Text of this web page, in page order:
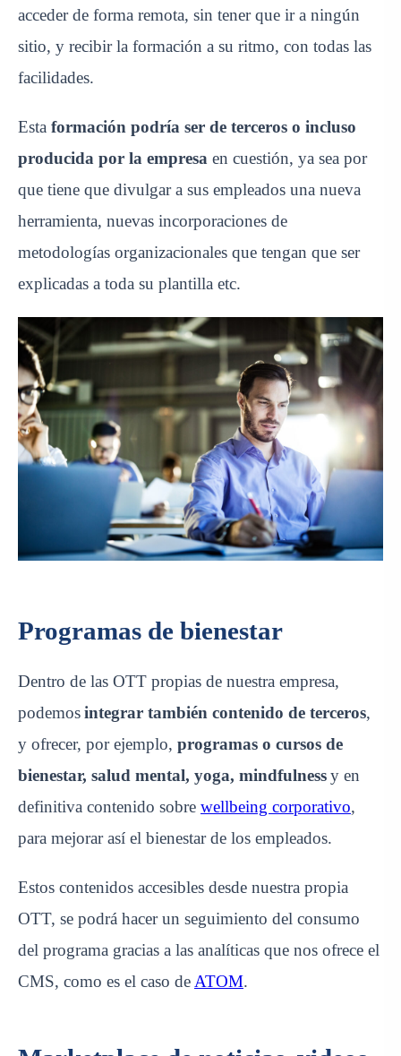
acceder de forma remota, sin tener que ir a ningún
sitio, y recibir la formación a su ritmo, con todas las
facilidades.
Esta formación podría ser de terceros o incluso
producida por la empresa en cuestión, ya sea por
que tiene que divulgar a sus empleados una nueva
herramienta, nuevas incorporaciones de
metodologías organizacionales que tengan que ser
explicadas a toda su plantilla etc.
Programas de bienestar
Dentro de las OTT propias de nuestra empresa,
podemosintegrar también contenido de terceros,
y ofrecer, por ejemplo, programas o cursos de
bienestar, salud mental, yoga, mindfulnessy en
definitiva contenido sobre wellbeing corporativo,
para mejorar así el bienestar de los empleados.
Estos contenidos accesibles desde nuestra propia
OTT, se podrá hacer un seguimiento del consumo
del programa gracias a las analíticas que nos ofrece el
CMS, como es el caso de ATOM.